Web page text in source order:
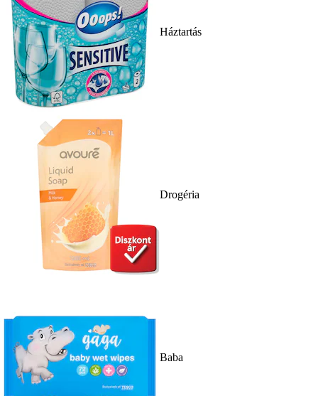
Háztartás
Drogéria
Baba